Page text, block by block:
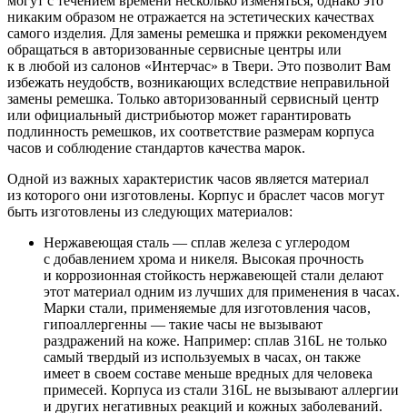
никаким образом не отражается на эстетических качествах
самого изделия. Для замены ремешка и пряжки рекомендуем
обращаться в авторизованные сервисные центры или
к в любой из салонов «Интерчас» в Твери. Это позволит Вам
избежать неудобств, возникающих вследствие неправильной
замены ремешка. Только авторизованный сервисный центр
или официальный дистрибьютор может гарантировать
подлинность ремешков, их соответствие размерам корпуса
часов и соблюдение стандартов качества марок.
Одной из важных характеристик часов является материал
из которого они изготовлены. Корпус и браслет часов могут
быть изготовлены из следующих материалов:
Нержавеющая сталь — сплав железа с углеродом
с добавлением хрома и никеля. Высокая прочность
и коррозионная стойкость нержавеющей стали делают
этот материал одним из лучших для применения в часах.
Марки стали, применяемые для изготовления часов,
гипоаллергенны — такие часы не вызывают
раздражений на коже. Например: сплав 316L не только
самый твердый из используемых в часах, он также
имеет в своем составе меньше вредных для человека
примесей. Корпуса из стали 316L не вызывают аллергии
и других негативных реакций и кожных заболеваний.